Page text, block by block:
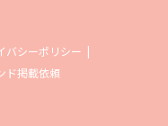
バシーポリシー
ド掲載依頼